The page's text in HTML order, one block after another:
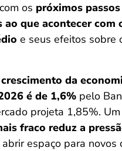
os próximos passos
ao que acontecer com
e seus efeitos sobre
da
é de 1,6% pelo
projeta 1,85%. Um
fraco reduz a
espaço para novos